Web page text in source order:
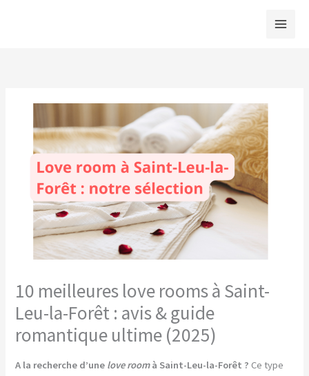
10 meilleures love rooms à Saint-
Leu-la-Forêt : avis & guide
romantique ultime (2025)
A la recherche d’une love roomà Saint-Leu-la-Forêt ? Ce type